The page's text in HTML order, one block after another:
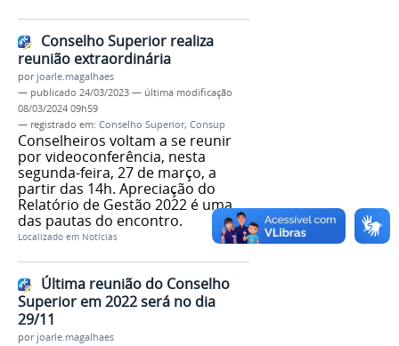
Conselho Superior realiza
reunião extraordinária
por joarle.magalhaes
— publicado 24/03/2023 — última modificação
08/03/2024 09h59
— registrado em: Conselho Superior, Consup
Conselheiros voltam a se reunir
por videoconferência, nesta
segunda-feira, 27 de março, a
partir das 14h. Apreciação do
Relatório de Gestão 2022 é uma
das pautas do encontro.
Localizado em Notícias
Última reunião do Conselho
Superior em 2022 será no dia
29/11
por joarle.magalhaes